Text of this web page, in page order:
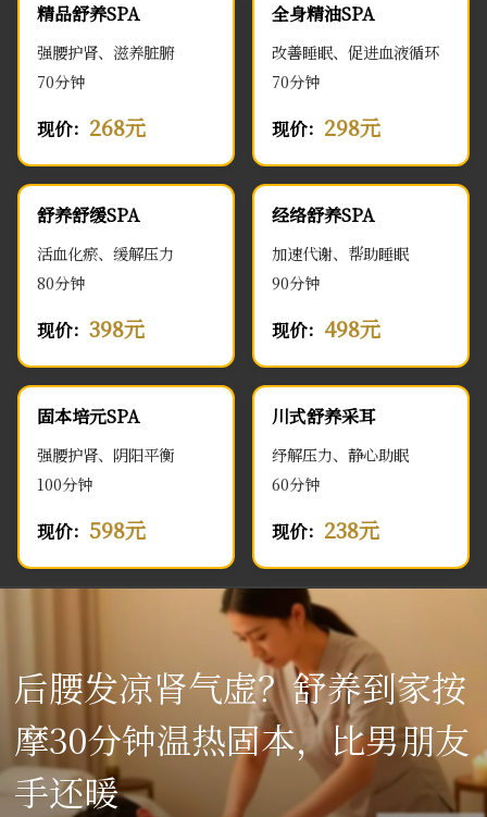
精品舒养SPA
强腰护肾、滋养脏腑
70分钟
现价： 268元
全身精油SPA
改善睡眠、促进血液循环
70分钟
现价： 298元
舒养舒缓SPA
活血化瘀、缓解压力
80分钟
现价： 398元
经络舒养SPA
加速代谢、帮助睡眠
90分钟
现价： 498元
固本培元SPA
强腰护肾、阴阳平衡
100分钟
现价： 598元
川式舒养采耳
纾解压力、静心助眠
60分钟
现价： 238元
后腰发凉肾气虚？舒养到家按
摩30分钟温热固本，比男朋友
手还暖